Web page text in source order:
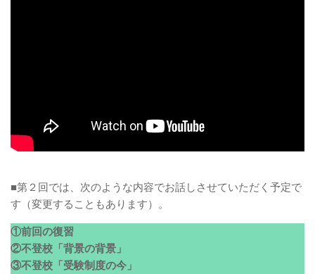
■第２回では、次のような内容でお話しさせていただく予定で
す（変更することもあります）。
①前回の復習
②不登校「背景の背景」
③不登校「受験制度の今」